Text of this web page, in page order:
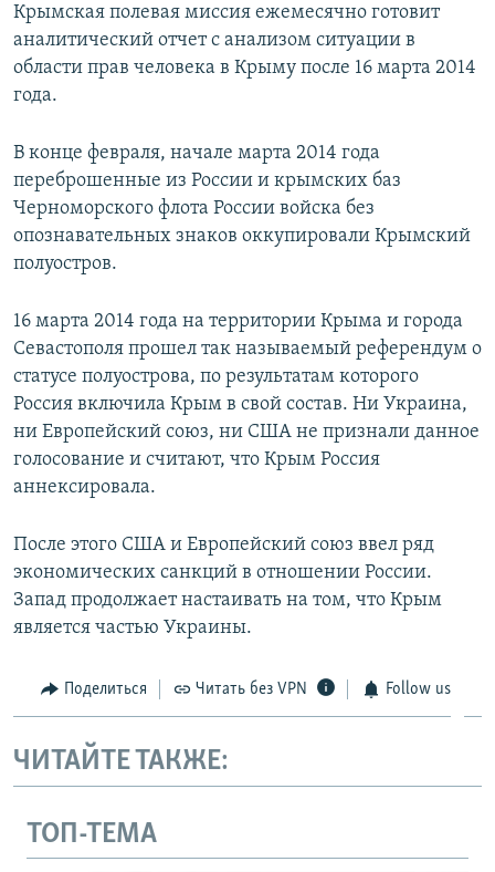
Крымская полевая миссия ежемесячно готовит
аналитический отчет с анализом ситуации в
области прав человека в Крыму после 16 марта 2014
года.
В конце февраля, начале марта 2014 года
переброшенные из России и крымских баз
Черноморского флота России войска без
опознавательных знаков оккупировали Крымский
полуостров.
16 марта 2014 года на территории Крыма и города
Севастополя прошел так называемый референдум о
статусе полуострова, по результатам которого
Россия включила Крым в свой состав. Ни Украина,
ни Европейский союз, ни США не признали данное
голосование и считают, что Крым Россия
аннексировала.
После этого США и Европейский союз ввел ряд
экономических санкций в отношении России.
Запад продолжает настаивать на том, что Крым
является частью Украины.
Поделиться Читать без VPN Follow us
ЧИТАЙТЕ ТАКЖЕ:
ТОП-ТЕМА